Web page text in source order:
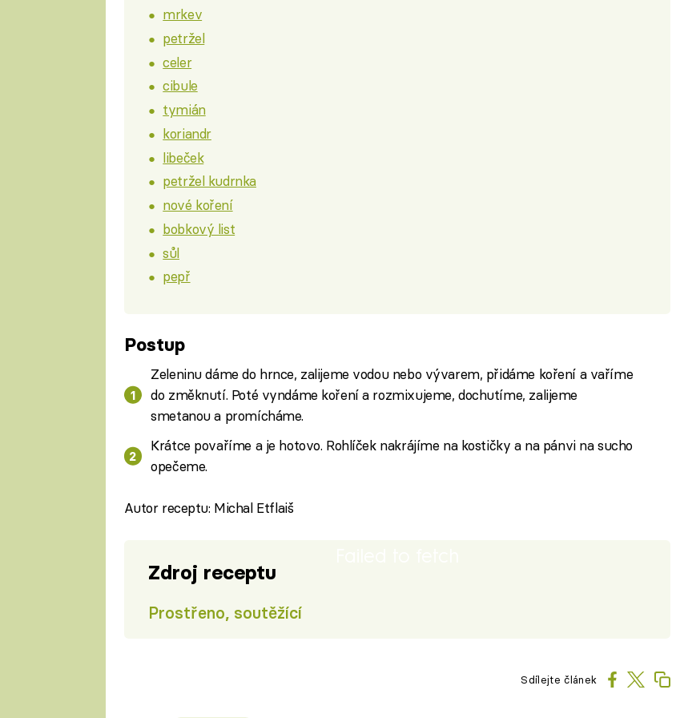
mrkev
petržel
celer
cibule
tymián
koriandr
libeček
petržel kudrnka
nové koření
bobkový list
sůl
pepř
Postup
Zeleninu dáme do hrnce, zalijeme vodou nebo vývarem, přidáme koření a vaříme
do změknutí. Poté vyndáme koření a rozmixujeme, dochutíme, zalijeme
smetanou a promícháme.
Krátce povaříme a je hotovo. Rohlíček nakrájíme na kostičky a na pánvi na sucho
opečeme.
Autor receptu: Michal Etflaiš
Zdroj receptu
Prostřeno, soutěžící
Sdílejte článek